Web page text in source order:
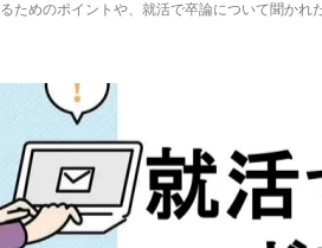
るためのポイントや、就活で卒論について聞かれ